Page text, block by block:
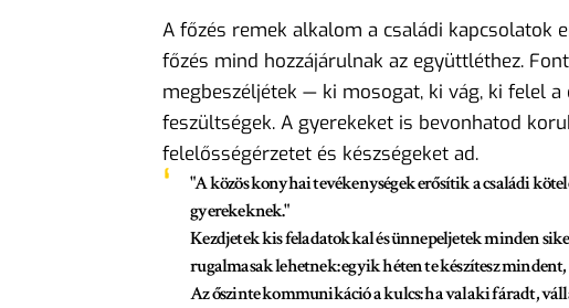
A főzés remek alkalom a családi kapcsolatok
főzés mind hozzájárulnak az együttléthez.
megbeszéljétek — ki mosogat, ki vág, ki felel
feszültségek. A gyerekeket is bevonhatod
felelősségérzetet és készségeket ad.
"A közös konyhai tevékenységek erősítik a családi
gyerekeknek."
Kezdjetek kis feladatokkal és ünnepeljetek minden
rugalmasak lehetnek: egyik héten te készítesz
Az őszinte kommunikáció a kulcs: ha valaki fáradt,